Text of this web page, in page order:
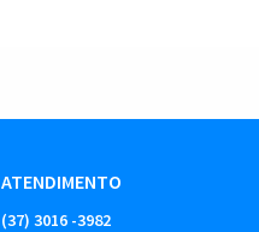
ATENDIMENTO
(37) 3016 -3982